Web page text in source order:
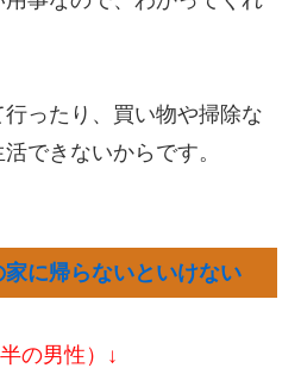
ったり、買い物や掃除な
できないからです。
に帰らないといけない
の男性）↓